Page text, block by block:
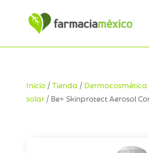
Inicio/Tienda / Dermocosmética
solar/ Be+ Skinprotect Aerosol